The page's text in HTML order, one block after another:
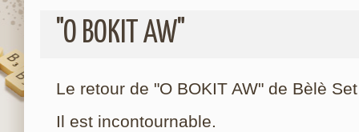
"O BOKIT AW"
Le retour de "O BOKIT AW" de Bèlè
Il est incontournable.